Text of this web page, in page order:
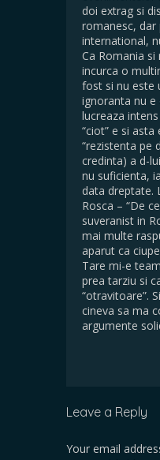
doi extrag si
romanesc,
international,
Ca Romania
incurca o
fost si nu este
ignoranta nu e
lucreaza
“ciot” e si
“rezistenta pe
credinta) a d-
nu suficienta,
data dreptate.
Rosca – “De
suveranist in
mai multe
aparut ca
Tare mi-e
prea tarziu si
“otravitoare”.
cineva sa ma
argumente
Leave a Reply
Your email